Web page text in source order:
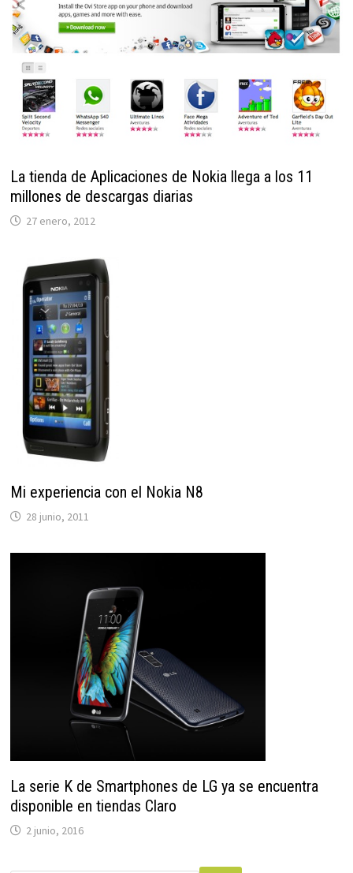
La tienda de Aplicaciones de Nokia llega a los 11
millones de descargas diarias
27 enero, 2012
Mi experiencia con el Nokia N8
28 junio, 2011
La serie K de Smartphones de LG ya se encuentra
disponible en tiendas Claro
2 junio, 2016